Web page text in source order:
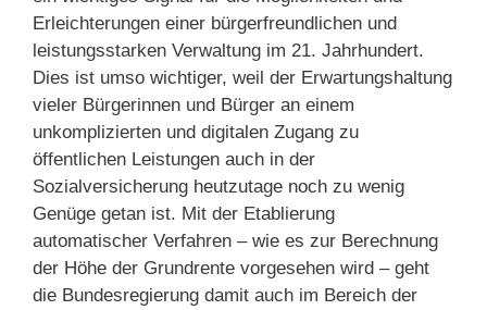
Erleichterungen einer bürgerfreundlichen und
leistungsstarken Verwaltung im 21. Jahrhundert.
Dies ist umso wichtiger, weil der Erwartungshaltung
vieler Bürgerinnen und Bürger an einem
unkomplizierten und digitalen Zugang zu
öffentlichen Leistungen auch in der
Sozialversicherung heutzutage noch zu wenig
Genüge getan ist. Mit der Etablierung
automatischer Verfahren – wie es zur Berechnung
der Höhe der Grundrente vorgesehen wird – geht
die Bundesregierung damit auch im Bereich der